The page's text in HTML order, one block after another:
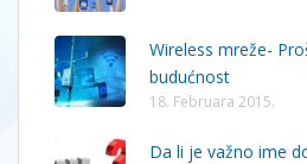
Wireless mreže-
budućnost
18. Februara 2015.
Da li je važno ime